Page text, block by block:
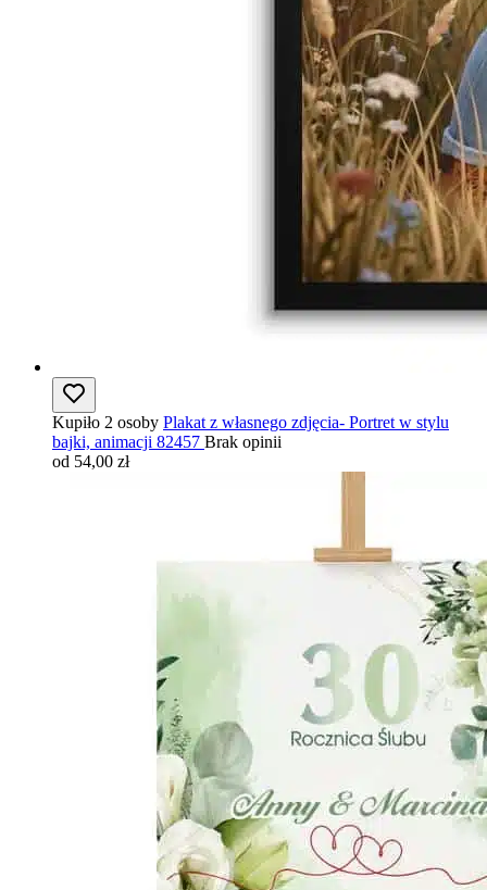
Kupiło 2 osoby Plakat z własnego zdjęcia- Portret w stylu
bajki, animacji 82457 Brak opinii
od 54,00 zł